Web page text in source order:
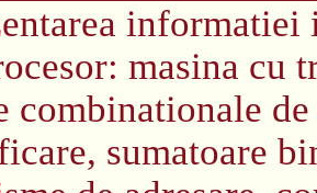
masina cu
combinationale
sumatoare